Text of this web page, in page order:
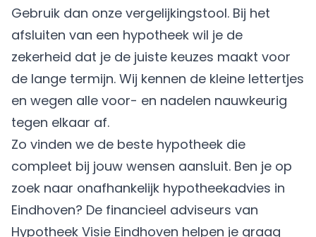
Gebruik dan onze vergelijkingstool. Bij het
afsluiten van een hypotheek wil je de
zekerheid dat je de juiste keuzes maakt voor
de lange termijn. Wij kennen de kleine lettertjes
en wegen alle voor- en nadelen nauwkeurig
tegen elkaar af.
Zo vinden we de beste hypotheek die
compleet bij jouw wensen aansluit. Ben je op
zoek naar onafhankelijk hypotheekadvies in
Eindhoven? De financieel adviseurs van
Hypotheek Visie Eindhoven helpen je graag